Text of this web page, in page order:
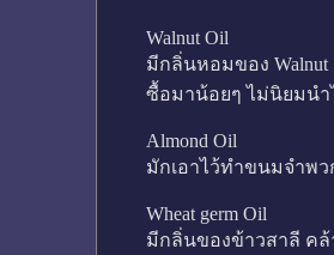
Walnut Oil
มีกลิ่นหอมของ Walnut
ซื้อมาน้อยๆ ไม่นิยมนำ
Almond Oil
มักเอาไว้ทำขนมจำพ
Wheat germ Oil
มีกลิ่นของข้าวสาลี คล้